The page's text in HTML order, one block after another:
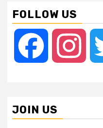
FOLLOW US
Facebook
JOIN US